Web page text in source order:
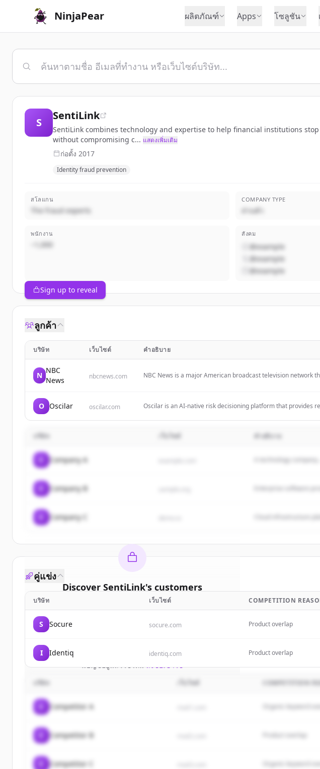
NinjaPear ผลิตภัณฑ์ Apps โซลูชัน
S
SentiLink
SentiLink combines technology and expertise to help financial institutions
without compromising c... แสดงเพิ่มเติม
ก่อตั้ง 2017
Identity fraud prevention
สโลแกน
The fraud experts
COMPANY TYPE
ส่วนตัว
พนักงาน
~1,000
สังคม
@example
@example
@example
Sign up to reveal
ลูกค้า
บริษัท เว็บไซต์ คำอธิบาย
N
NBC
News
nbcnews.com
NBC News is a major American broadcast television network
O Oscilar oscilar.com
Oscilar is an AI-native risk decisioning platform that provides
เว็บไซต์ คำอธิบาย
Company A A technology company...
Company B
Company C
Discover SentiLink's customers
Sign up for free to view all customers
New accounts include trial credits to get started.
มีบัญชีอยู่แล้วใช่ไหมลงชื่อเข้าใช้
คู่แข่ง
บริษัท เว็บไซต์ COMPETITION
S Socure socure.com Product overlap
I Identiq identiq.com Product overlap
เว็บไซต์ COMPETITION
Competitor A Organic keyword
Competitor B
Competitor C Organic keyword